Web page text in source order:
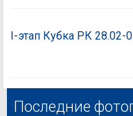
I-этап Кубка РК 28.02-
Последние